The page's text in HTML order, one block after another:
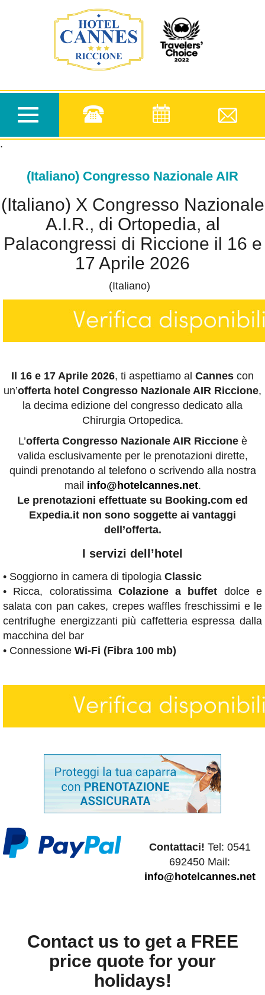
Toggle
.
(Italiano) Congresso Nazionale AIR
(Italiano) X Congresso Nazionale
A.I.R., di Ortopedia, al
Palacongressi di Riccione il 16 e
17 Aprile 2026
(Italiano)
Il 16 e 17 Aprile 2026, ti aspettiamo al Cannes con
un’offerta hotel Congresso Nazionale AIR Riccione,
la decima edizione del congresso dedicato alla
Chirurgia Ortopedica.
L’offerta Congresso Nazionale AIR Riccioneè
valida esclusivamente per le prenotazioni dirette,
quindi prenotando al telefono o scrivendo alla nostra
mail info@hotelcannes.net.
Le prenotazioni effettuate su Booking.com ed
Expedia.it non sono soggette ai vantaggi
dell’offerta.
I servizi dell’hotel
• Soggiorno in camera di tipologia Classic
• Ricca, coloratissima Colazione a buffet dolce e
salata con pan cakes, crepes waffles freschissimi e le
centrifughe energizzanti più caffetteria espressa dalla
macchina del bar
• Connessione Wi-Fi (Fibra 100 mb)
Contattaci! Tel: 0541
692450 Mail:
info@hotelcannes.net
Contact us to get a FREE
price quote for your
holidays!